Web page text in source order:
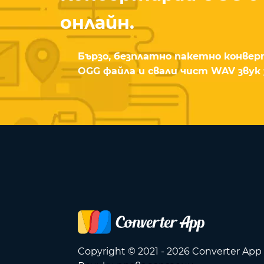
онлайн.
Бързо, безплатно пакетно
OGG файла и свали чист WAV звук
Copyright © 2021 - 2026 Converter App